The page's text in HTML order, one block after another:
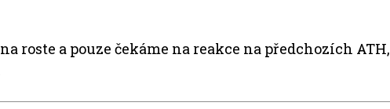
roste a pouze čekáme na reakce na předchozích ATH,